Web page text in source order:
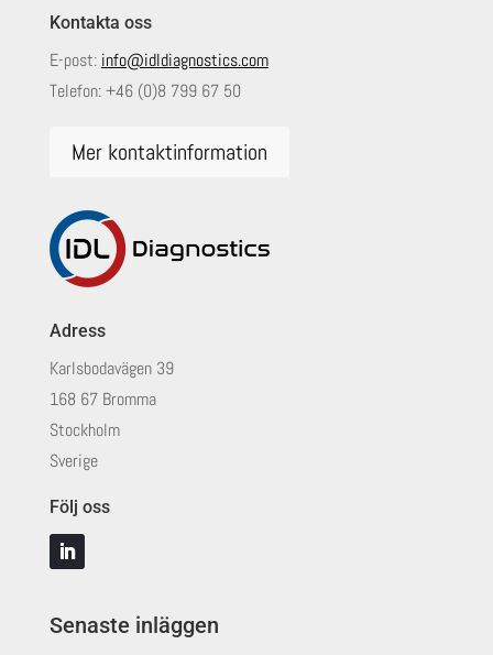
Kontakta oss
E-post: info@idldiagnostics.com
Telefon:+46 (0)8 799 67 50
Mer kontaktinformation
Adress
Karlsbodavägen 39
168 67 Bromma
Stockholm
Sverige
Följ oss
Senaste inläggen